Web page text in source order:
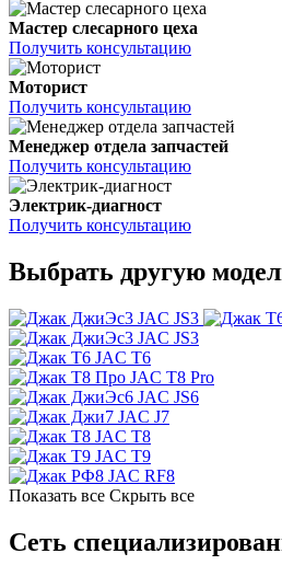
Мастер слесарного цеха
Получить консультацию
Моторист
Получить консультацию
Менеджер отдела запчастей
Получить консультацию
Электрик-диагност
Получить консультацию
Выбрать другую
JAC JS3
JAC JS3
JAC T6
JAC T8 Pro
JAC JS6
JAC J7
JAC T8
JAC T9
JAC RF8
Показать все Скрыть все
Сеть